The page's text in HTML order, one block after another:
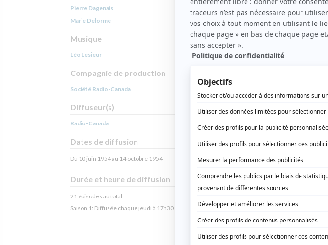
Pierre Dagenais
Marie Delorme
Musique
Léo Lesieur
Compagnie de production
Société Radio-Canada
Diffuseur(s)
Radio-Canada
Dates de diffusion
Du 10 juin 1954 au 14 octobre 1954
Durée et heure de diffusion
21 épisodes au total
Saison 1: Diffusée chaque jeudi à 17h30
(30 minutes)